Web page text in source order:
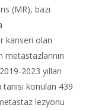
(MR), bazı
kanseri olan
2023 yılları
konulan 439
lezyonu